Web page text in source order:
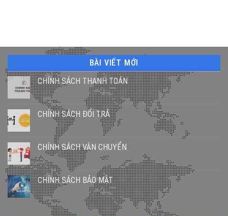
BÀI VIẾT MỚI
CHÍNH SÁCH THANH TOÁN
CHÍNH SÁCH ĐỔI TRẢ
CHÍNH SÁCH VẬN CHUYỂN
CHÍNH SÁCH BẢO MẬT